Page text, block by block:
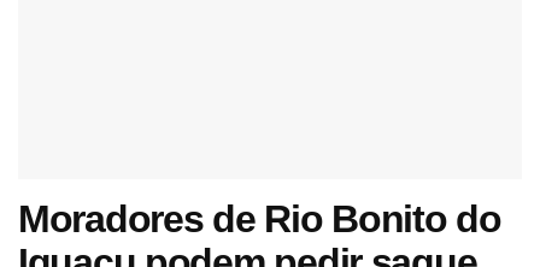
Moradores de Rio Bonito do